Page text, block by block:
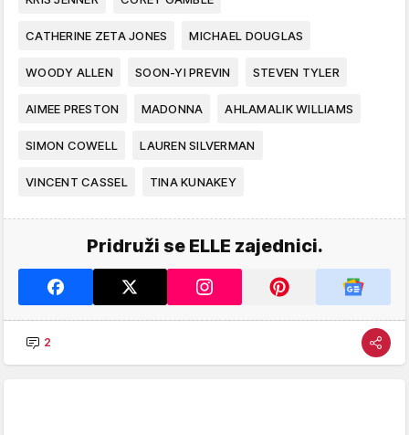
CATHERINE ZETA JONES MICHAEL DOUGLAS
WOODY ALLEN SOON-YI PREVIN STEVEN TYLER
AIMEE PRESTON MADONNA AHLAMALIK WILLIAMS
SIMON COWELL LAUREN SILVERMAN
VINCENT CASSEL TINA KUNAKEY
Pridruži se ELLE zajednici.
2